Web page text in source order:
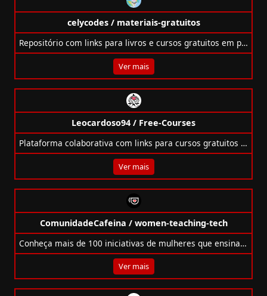
celycodes / materiais-gratuitos
Repositório com links para livros e cursos gratuitos em português sobre programação, tecnologia e ferramentas de desenvolvimento.
Ver mais
Leocardoso94 / Free-Courses
Plataforma colaborativa com links para cursos gratuitos de programação em diversas linguagens e frameworks.
Ver mais
ComunidadeCafeina / women-teaching-tech
Conheça mais de 100 iniciativas de mulheres que ensinam tecnologia em cursos, canais, podcasts e lives no Brasil e no mundo.
Ver mais